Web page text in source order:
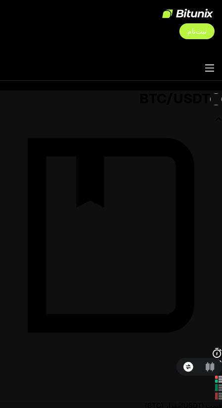
ثبت‌نام